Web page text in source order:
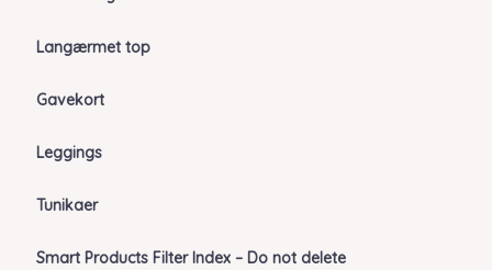
Langærmet top
Gavekort
Leggings
Tunikaer
Smart Products Filter Index – Do not delete